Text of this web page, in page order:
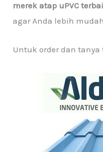
merek atap uPVC
agar Anda lebih
Untuk order dan